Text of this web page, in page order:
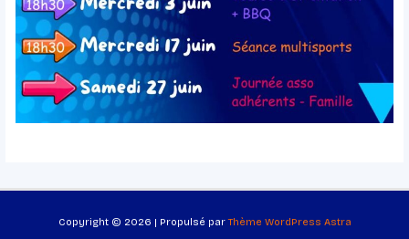
Copyright © 2026 | Propulsé parThème WordPress Astra